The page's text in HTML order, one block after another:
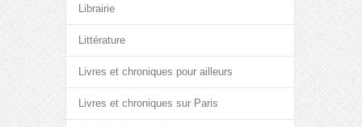
Librairie
Littérature
Livres et chroniques pour ailleurs
Livres et chroniques sur Paris